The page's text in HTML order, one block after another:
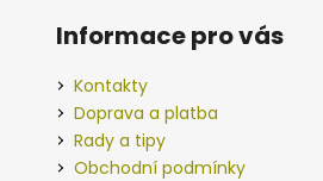
Informace pro vás
Kontakty
Doprava a platba
Rady a tipy
Obchodní podmínky